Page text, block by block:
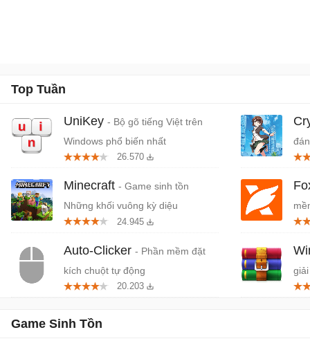
Top Tuần
UniKey - Bộ gõ tiếng Việt trên
Windows phổ biến nhất
26.570
Minecraft - Game sinh tồn
Những khối vuông kỳ diệu
24.945
Auto-Clicker - Phần mềm đặt
kích chuột tự động
20.203
Game Sinh Tồn